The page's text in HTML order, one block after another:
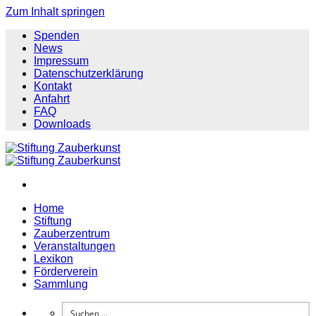
Zum Inhalt springen
Spenden
News
Impressum
Datenschutzerklärung
Kontakt
Anfahrt
FAQ
Downloads
Home
Stiftung
Zauberzentrum
Veranstaltungen
Lexikon
Förderverein
Sammlung